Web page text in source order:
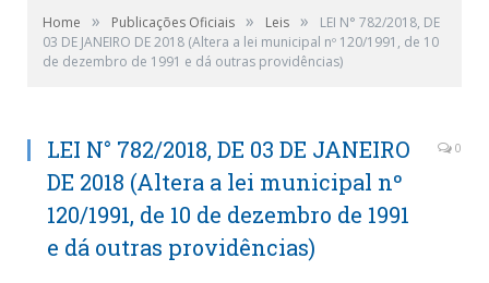
Home » Publicações Oficiais » Leis »
LEI N° 782/2018, DE
03 DE JANEIRO DE 2018 (Altera a lei municipal nº 120/1991, de 10
de dezembro de 1991 e dá outras providências)
LEI N° 782/2018, DE 03 DE JANEIRO
DE 2018 (Altera a lei municipal nº
120/1991, de 10 de dezembro de 1991
e dá outras providências)
0